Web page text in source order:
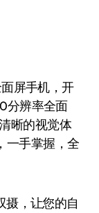
屏手机，开
分辨率全面
晰的视觉体
一手掌握，全
，让您的自